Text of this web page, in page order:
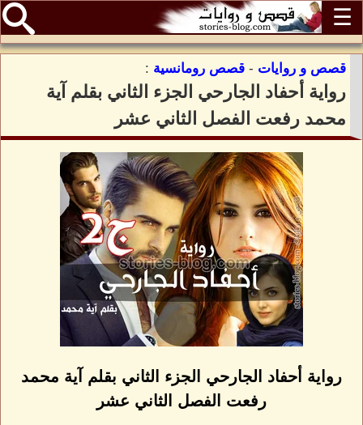
☰
قصص و روايات - قصص رومانسية :
رواية أحفاد الجارحي الجزء الثاني بقلم آية
محمد رفعت الفصل الثاني عشر
رواية أحفاد الجارحي الجزء الثاني بقلم آية محمد
رفعت الفصل الثاني عشر